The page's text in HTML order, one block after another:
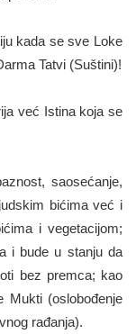
kada se sve Loke
Tatvi (Suštini)!
već Istina koja se
saosećanje,
bićima već i
i vegetacijom;
i bude u stanju da
bez premca; kao
Mukti (oslobođenje
rađanja).